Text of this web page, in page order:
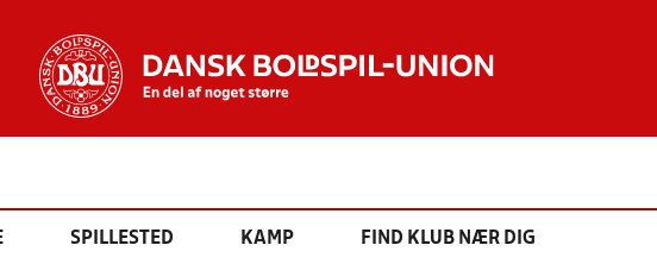
SPILLESTED KAMP FIND KLUB NÆR DIG